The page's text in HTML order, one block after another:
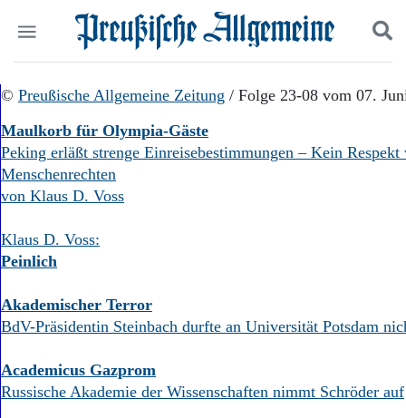
Wer wir sind
Politik
Wirtschaft
Panorama
Danzig und Westpreußen
Bücher
Suchen und finden
© Preußische Allgemeine Zeitung / Folge 23-08 vom 07.
Maulkorb für Olympia-Gäste
Peking erläßt strenge Einreisebestimmungen – Kein Respekt
Menschenrechten
von Klaus D. Voss
Klaus D. Voss:
Peinlich
Akademischer Terror
BdV-Präsidentin Steinbach durfte an Universität Potsdam
Academicus Gazprom
Russische Akademie der Wissenschaften nimmt Schröder auf